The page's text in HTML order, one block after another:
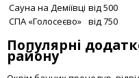
Сауна на Деміївці від 500
СПА «Голосеєво» від 750
Популярні
району